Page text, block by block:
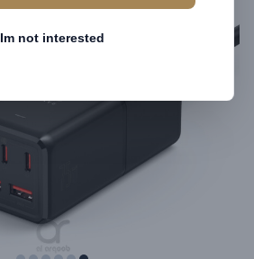
Im not interested